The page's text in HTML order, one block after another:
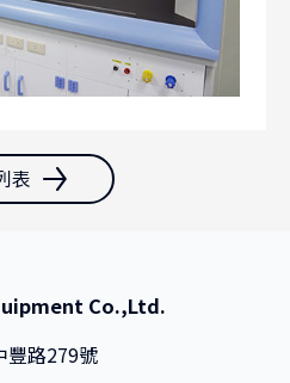
表
Co.,Ltd.
豐路279號